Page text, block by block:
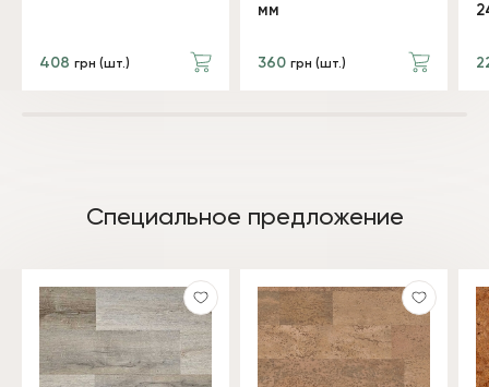
408 грн (шт.)
мм
360 грн (шт.)
Специальное предложение